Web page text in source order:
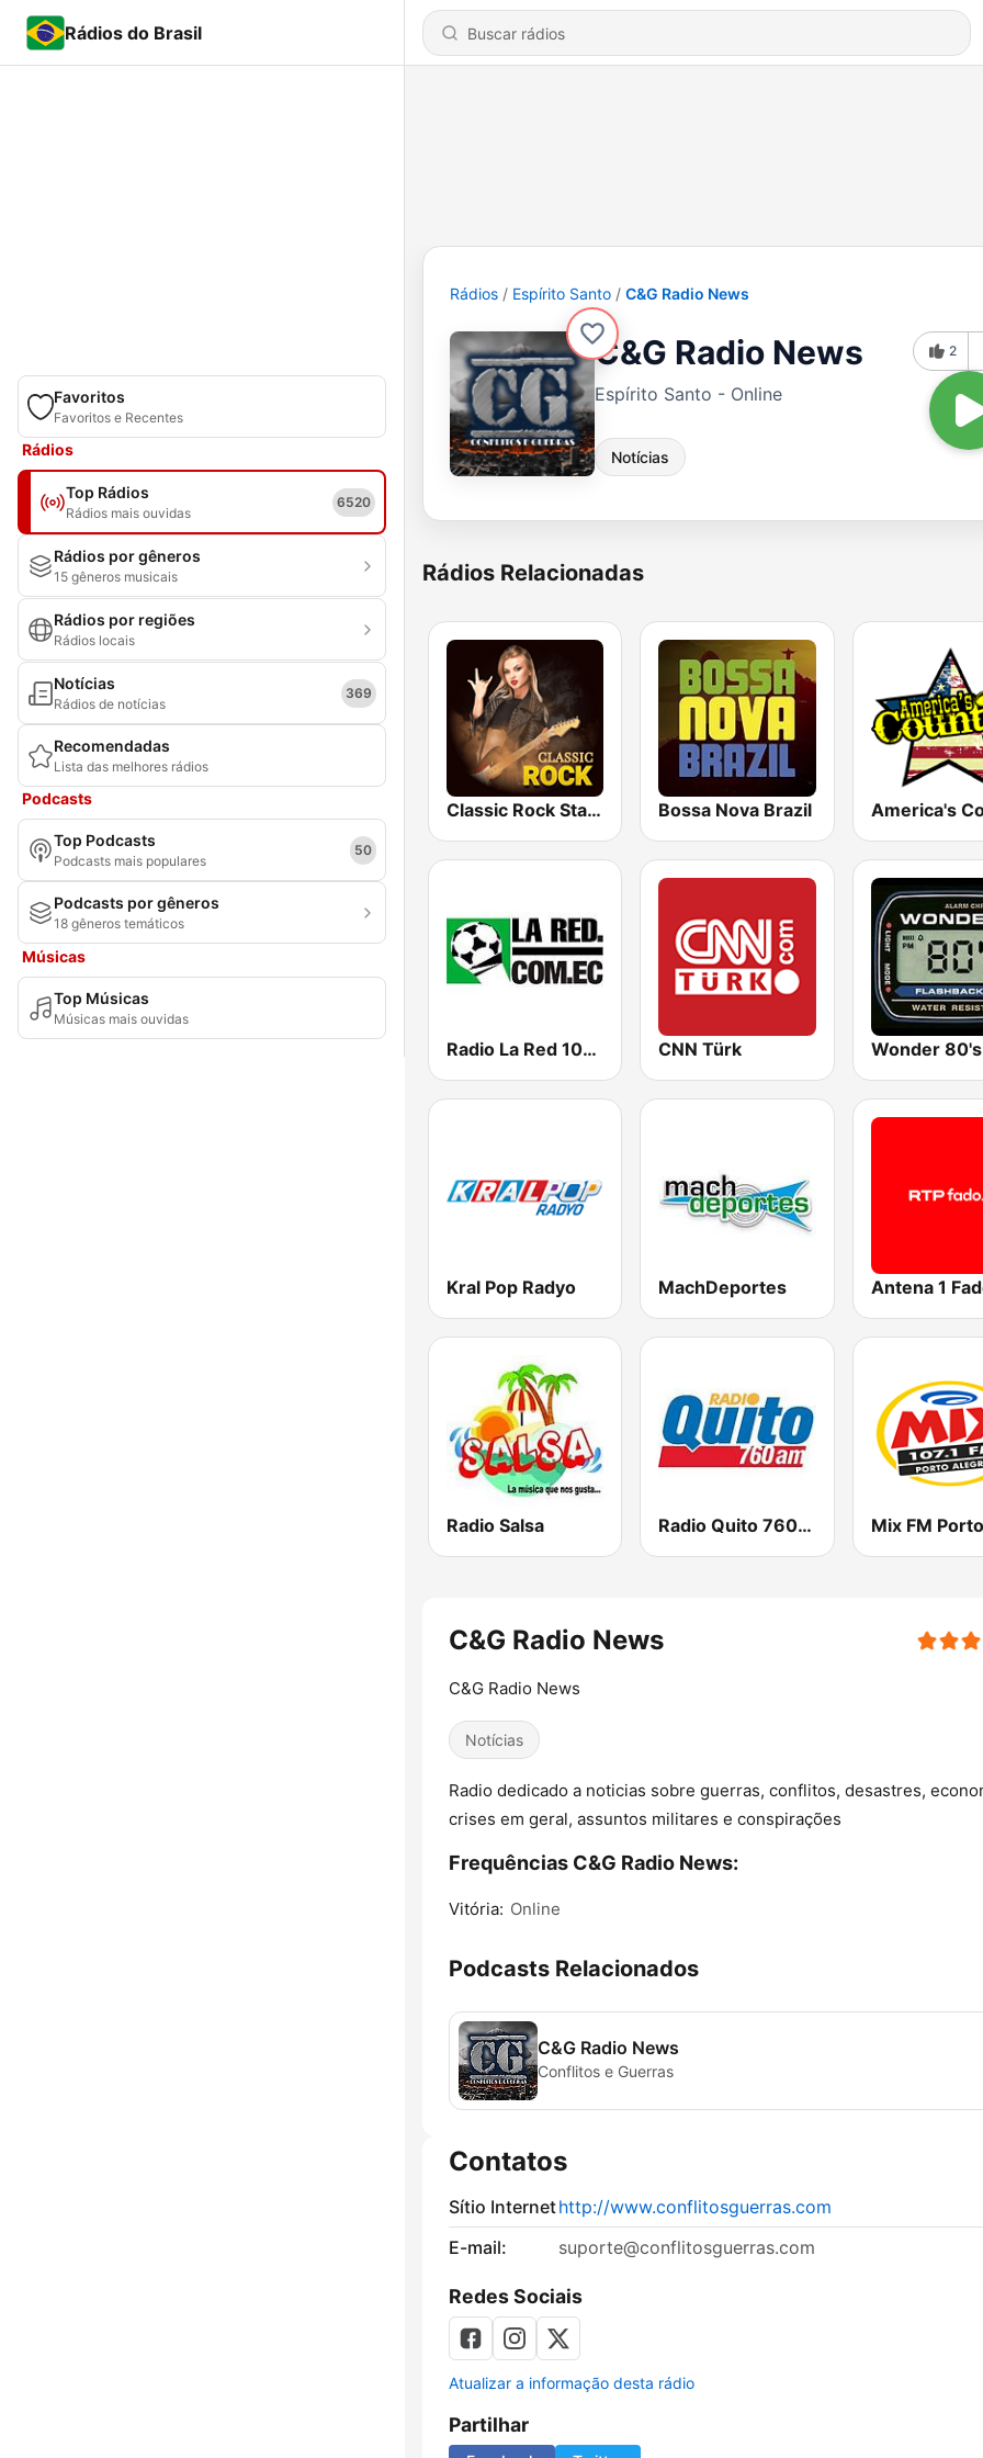
Rádios do Brasil
Favoritos
Favoritos e Recentes
Rádios
Top Rádios
Rádios mais ouvidas
6520
Rádios por gêneros
15 gêneros musicais
Rádios por regiões
Rádios locais
Notícias
Rádios de notícias
369
Recomendadas
Lista das melhores rádios
Podcasts
Top Podcasts
Podcasts mais populares
50
Podcasts por gêneros
18 gêneros temáticos
Músicas
Top Músicas
Músicas mais ouvidas
Rádios Espírito Santo C&G Radio News
C&G Radio News
Espírito Santo - Online
Notícias
2
Rádios Relacionadas
Classic Rock Station Bossa Nova Brazil
Radio La Red 102.1 FM CNN Türk Wonder 80's
Kral Pop Radyo MachDeportes Antena 1
Radio Salsa Radio Quito 760 AM
C&G Radio News
C&G Radio News
Notícias
Radio dedicado a noticias sobre guerras, conflitos, desastres,
crises em geral, assuntos militares e conspirações
Frequências C&G Radio News:
Vitória: Online
Podcasts Relacionados
C&G Radio News
Conflitos e Guerras
Contatos
Sítio Internethttp://www.conflitosguerras.com
E-mail:
suporte@conflitosguerras.com
Redes Sociais
Atualizar a informação desta rádio
Partilhar